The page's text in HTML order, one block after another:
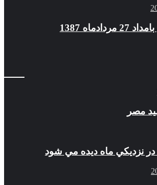
1387
مصر
نزديكي ماه ديده مي شود